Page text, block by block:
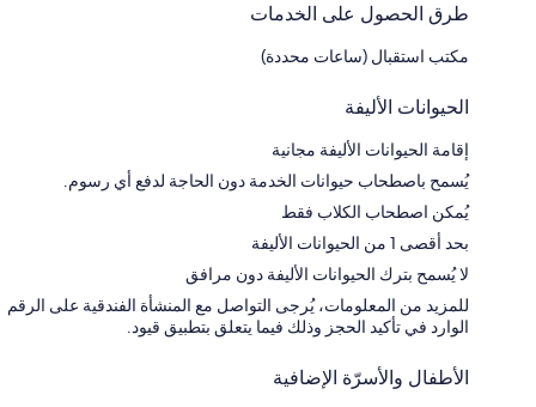
طرق الحصول على الخدمات
مكتب استقبال (ساعات محددة)
الحيوانات الأليفة
إقامة الحيوانات الأليفة مجانية
يُسمح باصطحاب حيوانات الخدمة دون الحاجة لدفع أي رسوم.
يُمكن اصطحاب الكلاب فقط
بحد أقصى 1 من الحيوانات الأليفة
لا يُسمح بترك الحيوانات الأليفة دون مرافق
للمزيد من المعلومات، يُرجى التواصل مع المنشأة الفندقية على الرقم
الوارد في تأكيد الحجز وذلك فيما يتعلق بتطبيق قيود.
الأطفال والأسرّة الإضافية